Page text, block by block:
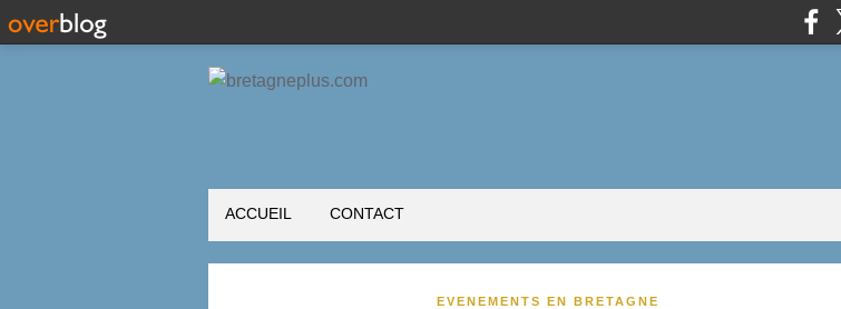
ACCUEIL CONTACT
EVENEMENTS EN BRETAGNE